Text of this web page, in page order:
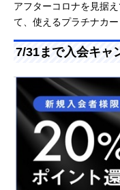
アフターコロナを見据
て、使えるプラチナカ
7/31まで入会キャ